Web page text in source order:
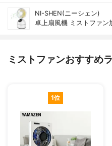
NI-SHEN(ニーシェン)
卓上扇風機 ミストファン
ミストファンおすすめ
1位